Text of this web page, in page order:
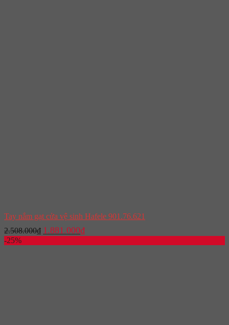
Tay nắm gạt cửa vệ sinh Hafele 901.76.621
2.508.000₫ Giá
gốc
là:
1.881.000₫Giá
hiện
tại
-25%